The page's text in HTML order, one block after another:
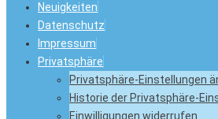
Neuigkeiten
Datenschutz
Impressum
Privatsphäre
Privatsphäre-Einstellungen
Historie der Privatsphäre-
Einwilligungen widerrufen